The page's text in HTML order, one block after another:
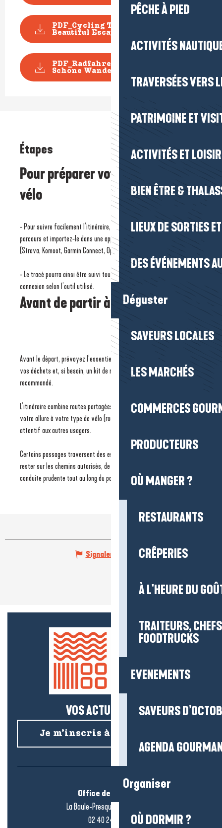
PÊCHE À PIED
ACTIVITÉS
TRAVERSÉES VERS
PATRIMOINE ET
ACTIVITÉS ET
BIEN ÊTRE &
LIEUX DE SORTIES
DES ÉVÉNEMENTS
Déguster
SAVEURS LOCALES
LES MARCHÉS
COMMERCES
PRODUCTEURS
OÙ MANGER ?
RESTAURANTS
CRÊPERIES
À L'HEURE DU
TRAITEURS,
FOODTRUCKS
EVENEMENTS
SAVEURS
AGENDA
Organiser
OÙ DORMIR ?
PDF_Cycling Topoguide
Beautiful Escape_File n°3...
PDF_Radfahren Topoguide
Schone Wanderausfluge_D...
Étapes
Pour préparer votre itinéraire
vélo
- Pour suivre facilement l’itinéraire, téléchargez le fichier GPX du
parcours et importez-le dans une application ou un compteur compatible
(Strava, Komoot, Garmin Connect, OpenRunner…).
- Le tracé pourra ainsi être suivi tout au long de la balade, même sans
connexion selon l’outil utilisé.
Avant de partir à vélo
Avant le départ, prévoyez l’essentiel : de l’eau, un en-cas, un sac pour
vos déchets et, si besoin, un kit de réparation. Le casque est fortement
recommandé.
L’itinéraire combine routes partagées, voies vertes et chemins. Adaptez
votre allure à votre type de vélo (route, VTT ou gravel) et restez
attentif aux autres usagers.
Certains passages traversent des espaces naturels sensibles. Merci de
rester sur les chemins autorisés, de respecter les lieux et d’adopter une
conduite prudente tout au long du parcours.
Signaler une erreur
VOS ACTUS SALÉES !
Je m’inscris à la newsletter
Office de tourisme
La Baule-Presqu’île de Guérande
02 40 24 34 44